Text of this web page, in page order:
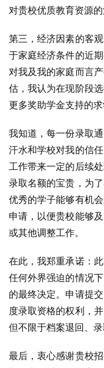
对贵校优质教育资源的
第三，经济因素的客
于家庭经济条件的近
对我及我的家庭而言
估，我认为在现阶段
更多奖助学金支持的求
我知道，每一份录取
汗水和学校对我的信
工作带来一定的后续
录取名额的宝贵，为
优秀的学子能够有机
申请，以便贵校能够
或其他调整工作。
在此，我郑重承诺：
任何外界强迫的情况
的最终决定。申请提
度录取资格的权利，
但不限于档案退回、
最后，衷心感谢贵校